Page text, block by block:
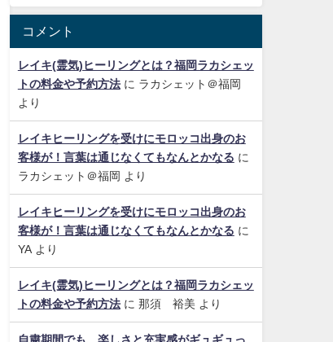
コメント
レイキ(霊気)ヒーリングとは？福岡ラカシェッ
トの料金や予約方法に ラカシェット＠福岡
より
レイキヒーリングを受けにモロッコ出身のお
客様が！言葉は通じなくてもなんとかなる に
ラカシェット＠福岡 より
レイキヒーリングを受けにモロッコ出身のお
客様が！言葉は通じなくてもなんとかなる に
YAより
レイキ(霊気)ヒーリングとは？福岡ラカシェッ
トの料金や予約方法に 那須 裕美 より
自粛期間でも、楽しさと充実感がギュギュっ